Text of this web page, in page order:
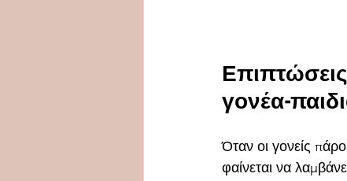
γονέα-
Όταν οι γονείς
φαίνεται να